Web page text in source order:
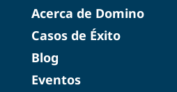
Acerca de Domino
Casos de Éxito
Blog
Eventos